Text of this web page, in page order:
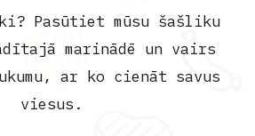
Pasūtiet mūsu šašliku
marinādē un vairs
ar ko cienāt savus
viesus.